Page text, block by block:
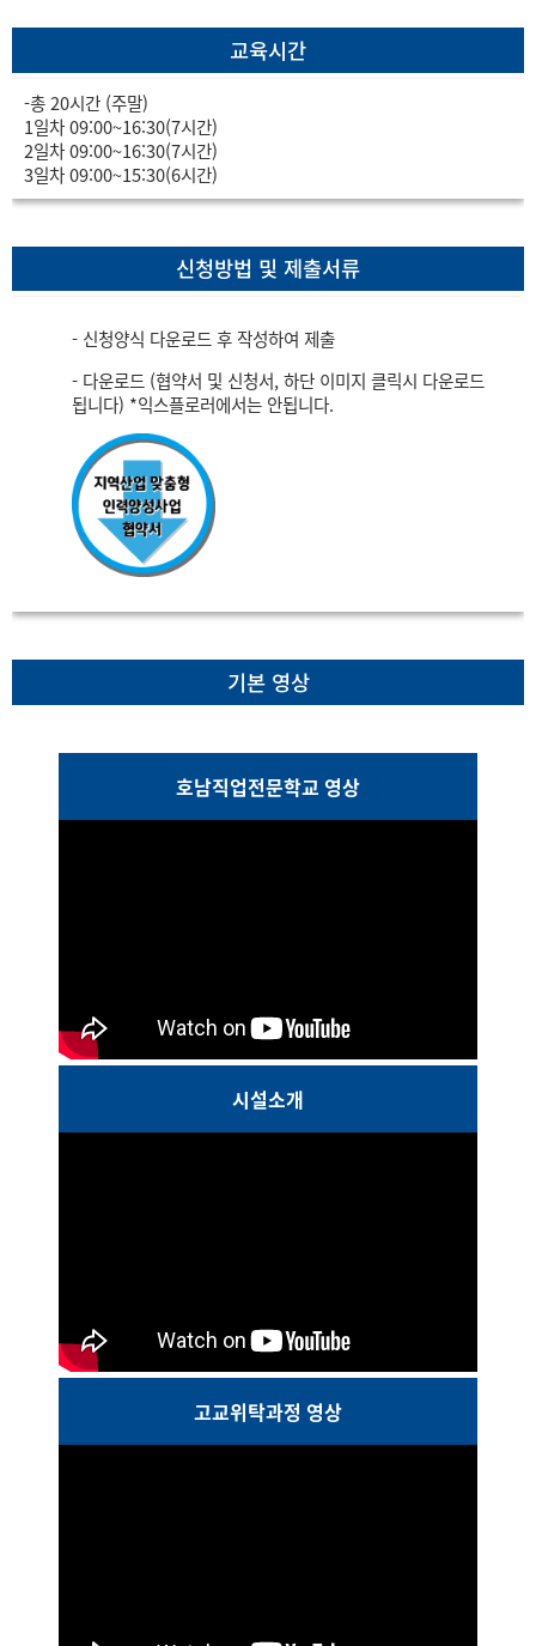
교육시간
-총 20시간 (주말)
1일차 09:00~16:30(7시간)
2일차 09:00~16:30(7시간)
3일차 09:00~15:30(6시간)
신청방법 및 제출서류
- 신청양식 다운로드 후 작성하여 제출
- 다운로드 (협약서 및 신청서, 하단 이미지 클릭시 다운로드
됩니다) *익스플로러에서는 안됩니다.
기본 영상
호남직업전문학교 영상
시설소개
고교위탁과정 영상